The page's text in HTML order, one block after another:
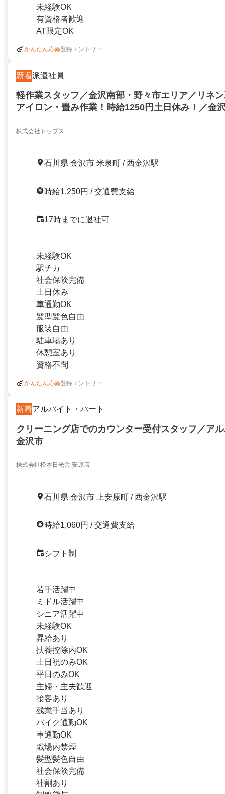
未経験OK
有資格者歓迎
AT限定OK
かんたん応募登録エントリー
新着派遣社員
軽作業スタッフ／金沢南部・野々市エリア／リネ
アイロン・畳み作業！時給1250円土日休み！／金
休み！／25393601
株式会社トップス
石川県 金沢市 米泉町 / 西金沢駅
時給1,250円 / 交通費支給
17時までに退社可
未経験OK
駅チカ
社会保険完備
土日休み
車通勤OK
髪型髪色自由
服装自由
駐車場あり
休憩室あり
資格不問
かんたん応募登録エントリー
新着アルバイト・パート
クリーニング店でのカウンター受付スタッフ／ア
金沢市
株式会社松本日光舎 安原店
石川県 金沢市 上安原町 / 西金沢駅
時給1,060円 / 交通費支給
シフト制
若手活躍中
ミドル活躍中
シニア活躍中
未経験OK
昇給あり
扶養控除内OK
土日祝のみOK
平日のみOK
主婦・主夫歓迎
接客あり
残業手当あり
バイク通勤OK
車通勤OK
職場内禁煙
髪型髪色自由
社会保険完備
社割あり